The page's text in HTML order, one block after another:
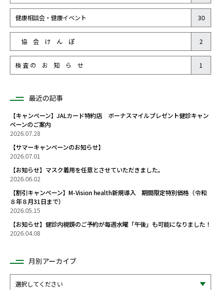
健康相談会・健康イベント 30
協 会 け ん ぽ 2
検 査 の お 知 ら せ 1
最近の記事
【キャンペーン】JALカード特約店 ボーナスマイルプレゼント健診キャン
ペーンのご案内
2026.07.28
【サマーキャンペーンのお知らせ】
2026.07.01
【お知らせ】マスク着用を任意とさせていただきました。
2026.06.02
【割引キャンペーン】M-Vision health新規導入 期間限定特別価格（令和
８年８月31日まで）
2026.05.15
【お知らせ】健診内視鏡のご予約が毎週水曜「午後」も可能になりました！
2026.04.08
月別アーカイブ